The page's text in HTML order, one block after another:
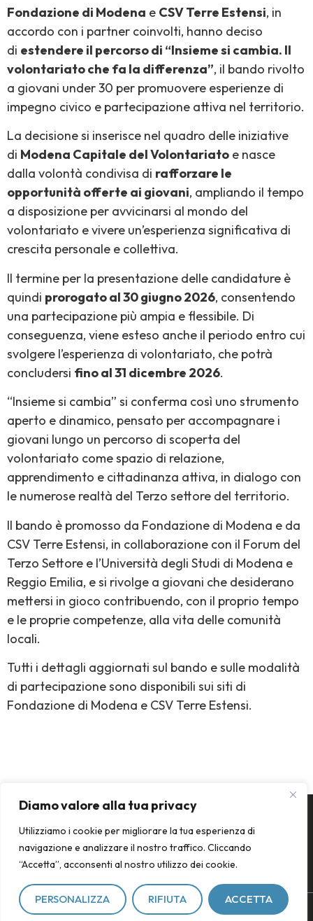
Diamo valore alla tua privacy
Utilizziamo i cookie per migliorare la tua esperienza di
navigazione e analizzare il nostro traffico. Cliccando
“Accetta”, acconsenti al nostro utilizzo dei cookie.
PERSONALIZZA RIFIUTA ACCETTA
Fondazione di Modena e CSV Terre Estensi, in
accordo con i partner coinvolti, hanno deciso
di estendere il percorso di “Insieme si cambia. Il
volontariato che fa la differenza”, il bando rivolto
a giovani under 30 per promuovere esperienze di
impegno civico e partecipazione attiva nel territorio.
La decisione si inserisce nel quadro delle iniziative
di Modena Capitale del Volontariato e nasce
dalla volontà condivisa di rafforzare le
opportunità offerte ai giovani, ampliando il tempo
a disposizione per avvicinarsi al mondo del
volontariato e vivere un’esperienza significativa di
crescita personale e collettiva.
Il termine per la presentazione delle candidature è
quindi prorogato al 30 giugno 2026, consentendo
una partecipazione più ampia e flessibile. Di
conseguenza, viene esteso anche il periodo entro cui
svolgere l’esperienza di volontariato, che potrà
concludersi fino al 31 dicembre 2026.
“Insieme si cambia” si conferma così uno strumento
aperto e dinamico, pensato per accompagnare i
giovani lungo un percorso di scoperta del
volontariato come spazio di relazione,
apprendimento e cittadinanza attiva, in dialogo con
le numerose realtà del Terzo settore del territorio.
Il bando è promosso da Fondazione di Modena e da
CSV Terre Estensi, in collaborazione con il Forum del
Terzo Settore e l’Università degli Studi di Modena e
Reggio Emilia, e si rivolge a giovani che desiderano
mettersi in gioco contribuendo, con il proprio tempo
e le proprie competenze, alla vita delle comunità
locali.
Tutti i dettagli aggiornati sul bando e sulle modalità
di partecipazione sono disponibili sui siti di
Fondazione di Modena e CSV Terre Estensi.
Il riconoscimento Contatti Privacy policy